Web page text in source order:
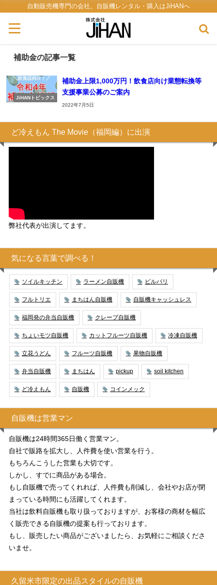
自動販売機専門の会社。自販機レンタル・購入はJiHANへ
補助金の記事一覧
JiHANトピックス
補助金上限1,000万円！飲食店向け業態転換等
支援事業公募のご案内
2022年7月5日
ど冷えもん The Movie（福岡編）に出演
弊社代表が出演してます。
気になる言葉で調べる！
ソイルキッチン ラーメン自販機 ビルバリ
フルトリエ まちはん自販機 自販機キャッシュレス
福岡発の弁当自販機 クレープ自販機
ちょいモツ自販機 カットフルーツ自販機 冷凍自販機
立花うどん フルーツ自販機 果物自販機
弁当自販機 まちはん pickup soil kitchen
ど冷えもん 自販機 コインメック
自販機は営業マン
自販機は24時間365日働く営業マン。
自社で販路を拡大し、人件費を使い営業を行う。
もちろんこうした営業も大切です。
しかし、すでに商品がある場合。
もし自販機で売ってくれれば、人件費も削減し、会社やお店が閉
まっている時間にも活躍してくれます。
当社は飲料自販機も取り扱っておりますが、お客様の商材を幅広
く販売できる自販機の提案も行っております。
もし、販売したい商品がございましたら、お気軽にご相談くださ
いませ。
久留米市限定の出品スタイルの自販機